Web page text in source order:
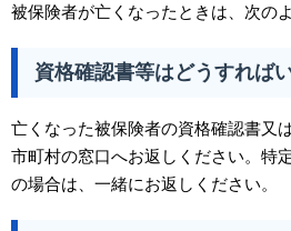
被保険者が亡くなったときは、次の
資格確認書等はどうすれば
亡くなった被保険者の資格確認書又
市町村の窓口へお返しください。特
の場合は、一緒にお返しください。